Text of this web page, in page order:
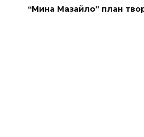
“Мина Мазайло” план